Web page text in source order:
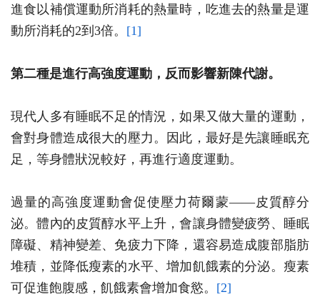
進食以補償運動所消耗的熱量時，吃進去的熱量是運
動所消耗的2到3倍。 [1]
第二種是進行高強度運動，反而影響新陳代謝。
現代人多有睡眠不足的情況，如果又做大量的運動，
會對身體造成很大的壓力。因此，最好是先讓睡眠充
足，等身體狀況較好，再進行適度運動。
過量的高強度運動會促使壓力荷爾蒙——皮質醇分
泌。體內的皮質醇水平上升，會讓身體變疲勞、睡眠
障礙、精神變差、免疲力下降，還容易造成腹部脂肪
堆積，並降低瘦素的水平、增加飢餓素的分泌。瘦素
可促進飽腹感，飢餓素會增加食慾。 [2]